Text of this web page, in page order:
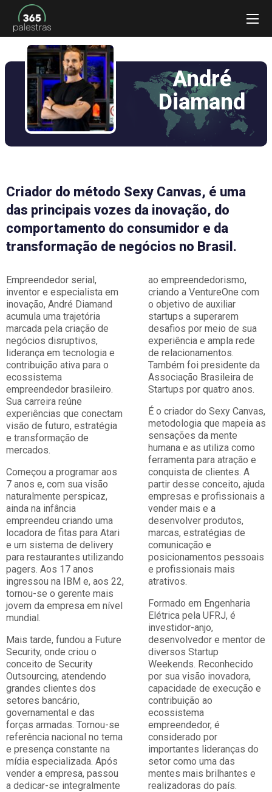
André
Diamand
Criador do método Sexy Canvas, é uma
das principais vozes da inovação, do
comportamento do consumidor e da
transformação de negócios no Brasil.
Empreendedor serial,
inventor e especialista em
inovação, André Diamand
acumula uma trajetória
marcada pela criação de
negócios disruptivos,
liderança em tecnologia e
contribuição ativa para o
ecossistema
empreendedor brasileiro.
Sua carreira reúne
experiências que conectam
visão de futuro, estratégia
e transformação de
mercados.
Começou a programar aos
7 anos e, com sua visão
naturalmente perspicaz,
ainda na infância
empreendeu criando uma
locadora de fitas para Atari
e um sistema de delivery
para restaurantes utilizando
pagers. Aos 17 anos
ingressou na IBM e, aos 22,
tornou-se o gerente mais
jovem da empresa em nível
mundial.
Mais tarde, fundou a Future
Security, onde criou o
conceito de Security
Outsourcing, atendendo
grandes clientes dos
setores bancário,
governamental e das
forças armadas. Tornou-se
referência nacional no tema
e presença constante na
mídia especializada. Após
vender a empresa, passou
a dedicar-se integralmente
ao empreendedorismo,
criando a VentureOne com
o objetivo de auxiliar
startups a superarem
desafios por meio de sua
experiência e ampla rede
de relacionamentos.
Também foi presidente da
Associação Brasileira de
Startups por quatro anos.
É o criador do Sexy Canvas,
metodologia que mapeia as
sensações da mente
humana e as utiliza como
ferramenta para atração e
conquista de clientes. A
partir desse conceito, ajuda
empresas e profissionais a
vender mais e a
desenvolver produtos,
marcas, estratégias de
comunicação e
posicionamentos pessoais
e profissionais mais
atrativos.
Formado em Engenharia
Elétrica pela UFRJ, é
investidor-anjo,
desenvolvedor e mentor de
diversos Startup
Weekends. Reconhecido
por sua visão inovadora,
capacidade de execução e
contribuição ao
ecossistema
empreendedor, é
considerado por
importantes lideranças do
setor como uma das
mentes mais brilhantes e
realizadoras do país.